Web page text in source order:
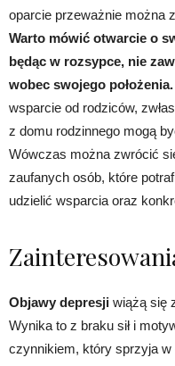
oparcie przeważnie można
Warto mówić otwarcie o
będąc w rozsypce, nie
wobec swojego położenia.
wsparcie od rodziców,
z domu rodzinnego mogą
Wówczas można zwrócić
zaufanych osób, które
udzielić wsparcia oraz
Objawy depresji wiążą się
Wynika to z braku sił i
czynnikiem, który sprzyja w